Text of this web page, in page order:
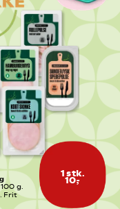
1 stk.
10,-
g.
Frit